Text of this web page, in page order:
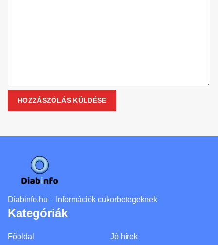
Diabinfo.hu – Információk cukorbetegeknek
Kategóriák
Főoldal Jó hírek